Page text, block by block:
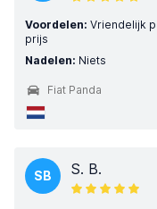
Voordelen: Vriendelijk
prijs
Nadelen: Niets
Fiat Panda
SB S. B.